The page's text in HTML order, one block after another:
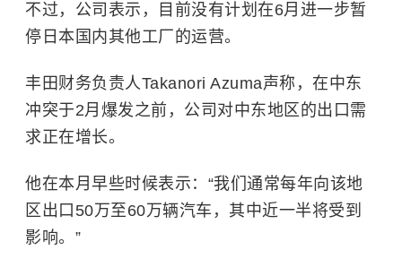
不过，公司表示，目前没有计划在6月进一步暂
停日本国内其他工厂的运营。
丰田财务负责人Takanori Azuma声称，在中东
冲突于2月爆发之前，公司对中东地区的出口需
求正在增长。
他在本月早些时候表示：“我们通常每年向该地
区出口50万至60万辆汽车，其中近一半将受到
影响。”